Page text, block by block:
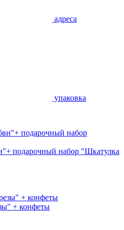
адреса
упаковка
подарочный набор "Шкатулка
+ конфеты